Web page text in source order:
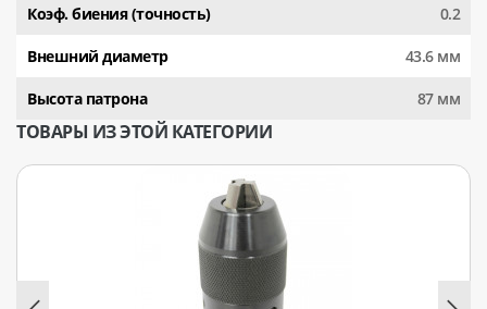
Коэф. биения (точность) 0.2
Внешний диаметр 43.6 мм
Высота патрона 87 мм
ТОВАРЫ ИЗ ЭТОЙ КАТЕГОРИИ